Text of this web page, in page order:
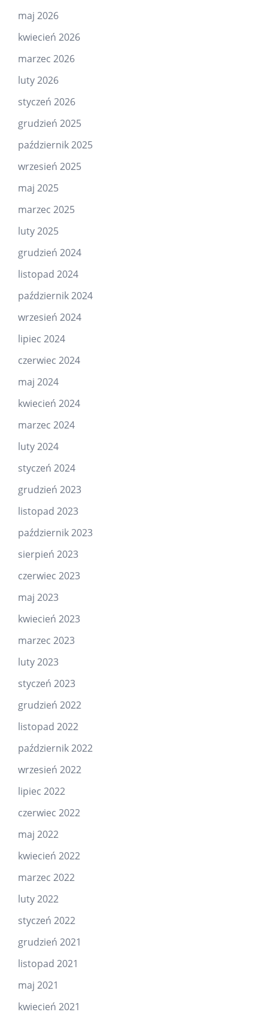
maj 2026
kwiecień 2026
marzec 2026
luty 2026
styczeń 2026
grudzień 2025
październik 2025
wrzesień 2025
maj 2025
marzec 2025
luty 2025
grudzień 2024
listopad 2024
październik 2024
wrzesień 2024
lipiec 2024
czerwiec 2024
maj 2024
kwiecień 2024
marzec 2024
luty 2024
styczeń 2024
grudzień 2023
listopad 2023
październik 2023
sierpień 2023
czerwiec 2023
maj 2023
kwiecień 2023
marzec 2023
luty 2023
styczeń 2023
grudzień 2022
listopad 2022
październik 2022
wrzesień 2022
lipiec 2022
czerwiec 2022
maj 2022
kwiecień 2022
marzec 2022
luty 2022
styczeń 2022
grudzień 2021
listopad 2021
maj 2021
kwiecień 2021